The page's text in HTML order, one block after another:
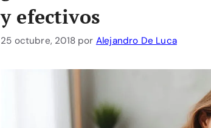
y efectivos
25 octubre, 2018 por Alejandro De Luca